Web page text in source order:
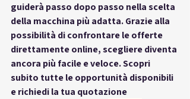
guiderà passo dopo passo nella scelta
della macchina più adatta. Grazie alla
possibilità di confrontare le offerte
direttamente online, scegliere diventa
ancora più facile e veloce. Scopri
subito tutte le opportunità disponibili
e richiedi la tua quotazione